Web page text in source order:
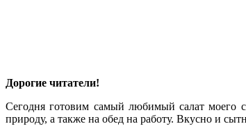
Дорогие читатели!
Сегодня готовим самый любимый салат моего
природу, а также на обед на работу. Вкусно и